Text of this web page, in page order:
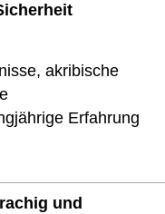
akribische
Erfahrung
und